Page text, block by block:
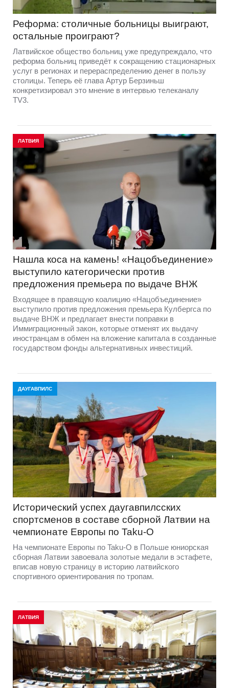
Реформа: столичные больницы выиграют,
остальные проиграют?
Латвийское общество больниц уже предупреждало, что
реформа больниц приведёт к сокращению стационарных
услуг в регионах и перераспределению денег в пользу
столицы. Теперь её глава Артур Берзиньш
конкретизировал это мнение в интервью телеканалу
TV3.
ЛАТВИЯ
Нашла коса на камень! «Нацобъединение»
выступило категорически против
предложения премьера по выдаче ВНЖ
Входящее в правящую коалицию «Нацобъединение»
выступило против предложения премьера Кулбергса по
выдаче ВНЖ и предлагает внести поправки в
Иммиграционный закон, которые отменят их выдачу
иностранцам в обмен на вложение капитала в созданные
государством фонды альтернативных инвестиций.
ДАУГАВПИЛС
Исторический успех даугавпилсских
спортсменов в составе сборной Латвии на
чемпионате Европы по Taku-O
На чемпионате Европы по Taku-O в Польше юниорская
сборная Латвии завоевала золотые медали в эстафете,
вписав новую страницу в историю латвийского
спортивного ориентирования по тропам.
ЛАТВИЯ